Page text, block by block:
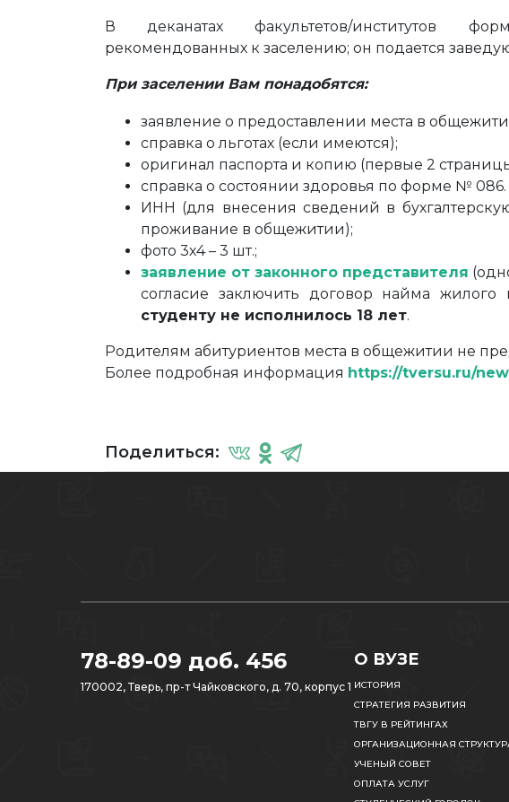
В деканатах факультетов/институтов
рекомендованных к заселению; он подается
При заселении Вам понадобятся:
заявление о предоставлении места в
справка о льготах (если имеются);
оригинал паспорта и копию (первые 2
справка о состоянии здоровья по форме №
ИНН (для внесения сведений в
проживание в общежитии);
фото 3х4 – 3 шт.;
заявление от законного представителя
согласие заключить договор найма
студенту не исполнилось 18 лет.
Родителям абитуриентов места в общежитии не
Более подробная информация https://tversu.ru/
Поделиться:
78-89-09 доб. 456
170002, Тверь, пр-т Чайковского, д. 70, корпус 1
О ВУЗЕ
ИСТОРИЯ
СТРАТЕГИЯ РАЗВИТИЯ
ТВГУ В РЕЙТИНГАХ
ОРГАНИЗАЦИОННАЯ
УЧЕНЫЙ СОВЕТ
ОПЛАТА УСЛУГ